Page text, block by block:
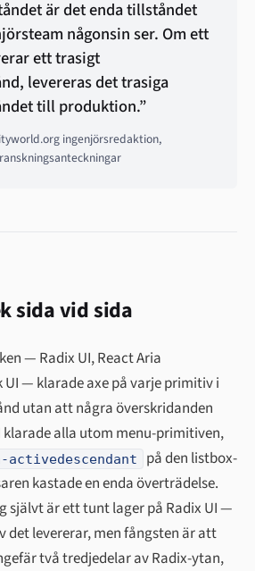
är det enda tillståndet
någonsin ser. Om ett
ett trasigt
levereras det trasiga
till produktion.”
ingenjörsredaktion,
sida vid sida
— Radix UI, React Aria
UI — klarade axe på varje primitiv i
utan att några överskridanden
klarade alla utom menu-primitiven,
activedescendant
på den listbox-
kastade en enda överträdelse.
självt är ett tunt lager på Radix UI —
det levererar, men fångsten är att
två tredjedelar av Radix-ytan,